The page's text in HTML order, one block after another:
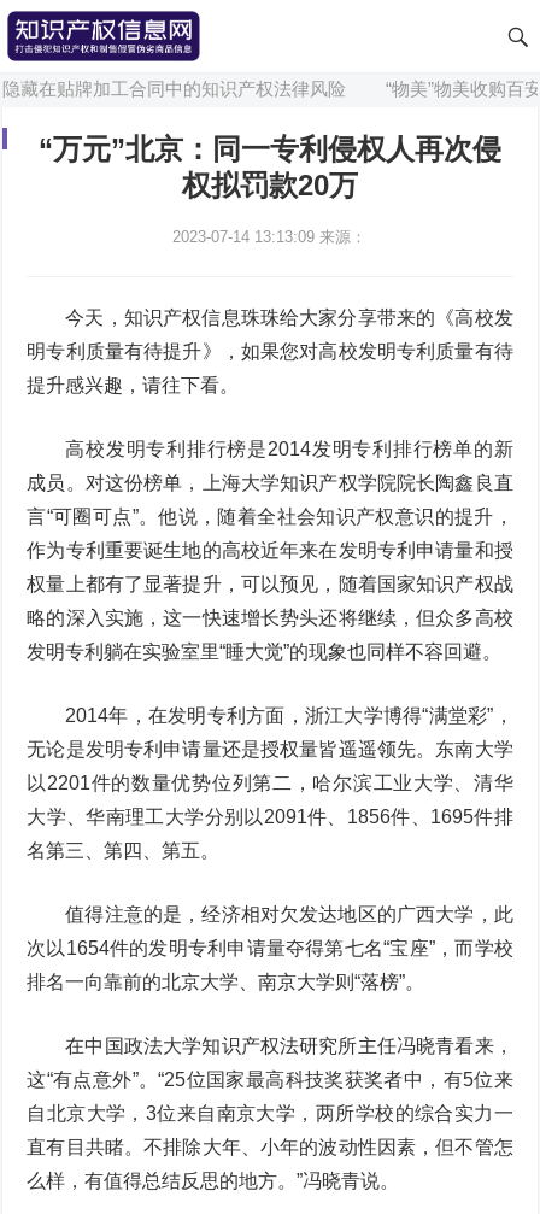
在贴牌加工合同中的知识产权法律风险 “物美”物美收购百安
“万元”北京：同一专利侵权人再次侵
权拟罚款20万
2023-07-14 13:13:09 来源：
今天，知识产权信息珠珠给大家分享带来的《高校发
明专利质量有待提升》，如果您对高校发明专利质量有待
提升感兴趣，请往下看。
高校发明专利排行榜是2014发明专利排行榜单的新
成员。对这份榜单，上海大学知识产权学院院长陶鑫良直
言“可圈可点”。他说，随着全社会知识产权意识的提升，
作为专利重要诞生地的高校近年来在发明专利申请量和授
权量上都有了显著提升，可以预见，随着国家知识产权战
略的深入实施，这一快速增长势头还将继续，但众多高校
发明专利躺在实验室里“睡大觉”的现象也同样不容回避。
2014年，在发明专利方面，浙江大学博得“满堂彩”，
无论是发明专利申请量还是授权量皆遥遥领先。东南大学
以2201件的数量优势位列第二，哈尔滨工业大学、清华
大学、华南理工大学分别以2091件、1856件、1695件排
名第三、第四、第五。
值得注意的是，经济相对欠发达地区的广西大学，此
次以1654件的发明专利申请量夺得第七名“宝座”，而学校
排名一向靠前的北京大学、南京大学则“落榜”。
在中国政法大学知识产权法研究所主任冯晓青看来，
这“有点意外”。“25位国家最高科技奖获奖者中，有5位来
自北京大学，3位来自南京大学，两所学校的综合实力一
直有目共睹。不排除大年、小年的波动性因素，但不管怎
么样，有值得总结反思的地方。”冯晓青说。